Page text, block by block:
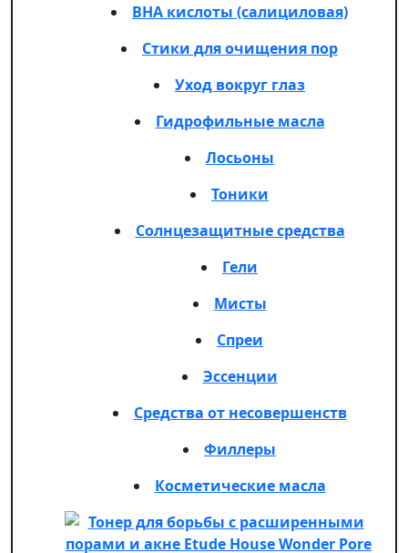
BHA кислоты (салициловая)
Стики для очищения пор
Уход вокруг глаз
Гидрофильные масла
Лосьоны
Тоники
Солнцезащитные средства
Гели
Мисты
Спреи
Эссенции
Средства от несовершенств
Филлеры
Косметические масла